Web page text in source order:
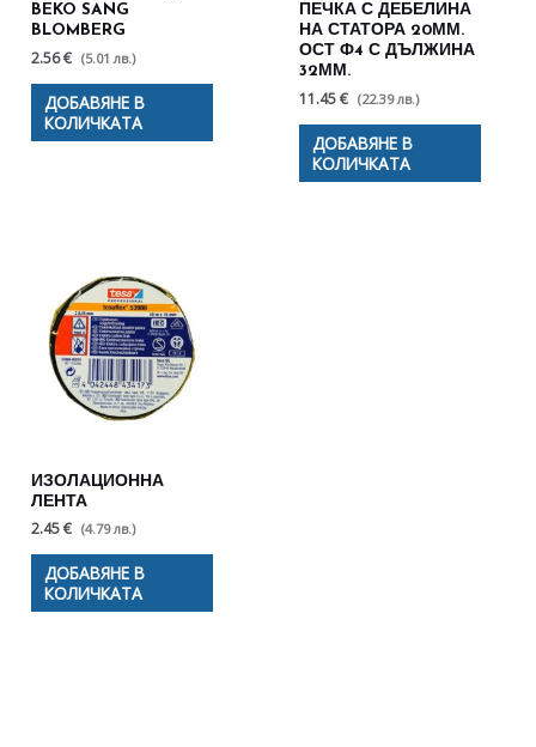
BEKO SANG
BLOMBERG
2.56 € (5.01 лв.)
ДОБАВЯНЕ В
КОЛИЧКАТА
ПЕЧКА С ДЕБЕЛИНА
НА СТАТОРА 20ММ.
ОСТ Ф4 С ДЪЛЖИНА
32ММ.
11.45 € (22.39 лв.)
ДОБАВЯНЕ В
КОЛИЧКАТА
ИЗОЛАЦИОННА
ЛЕНТА
2.45 € (4.79 лв.)
ДОБАВЯНЕ В
КОЛИЧКАТА